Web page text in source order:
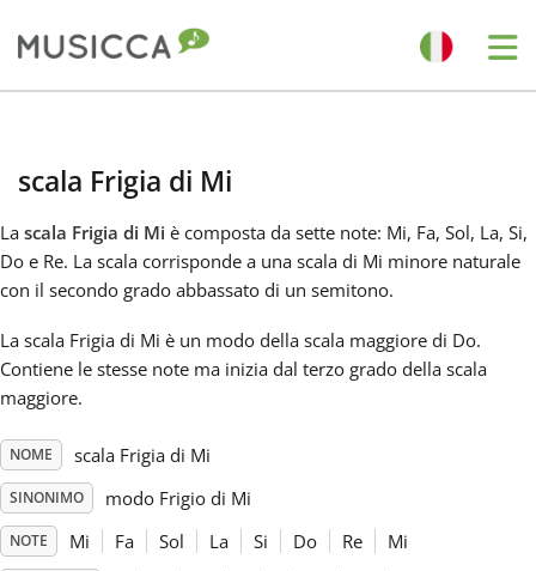
Български
Deutsch
Español
scala Frigia di Mi
La scala Frigia di Mi è composta da sette note: Mi, Fa, Sol, La, Si,
Do e Re. La scala corrisponde a una scala di Mi minore naturale
con il secondo grado abbassato di un semitono.
La scala Frigia di Mi è un modo della scala maggiore di Do.
Contiene le stesse note ma inizia dal terzo grado della scala
maggiore.
NOME scala Frigia di Mi
SINONIMO modo Frigio di Mi
NOTE Mi Fa Sol La Si Do Re Mi